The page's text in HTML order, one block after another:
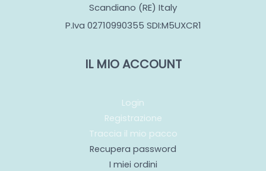
Scandiano (RE) Italy
P.Iva 02710990355 SDI:M5UXCR1
IL MIO ACCOUNT
Login
Registrazione
Traccia il mio pacco
Recupera password
I miei ordini